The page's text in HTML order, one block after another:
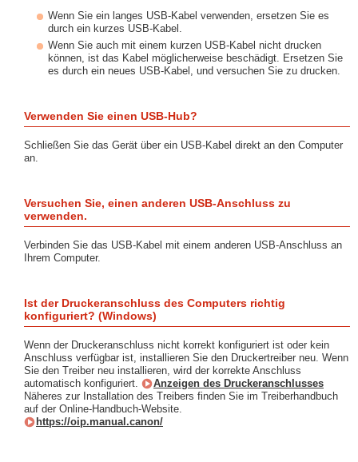
Wenn Sie ein langes USB-Kabel verwenden, ersetzen Sie es
durch ein kurzes USB-Kabel.
Wenn Sie auch mit einem kurzen USB-Kabel nicht drucken
können, ist das Kabel möglicherweise beschädigt. Ersetzen Sie
es durch ein neues USB-Kabel, und versuchen Sie zu drucken.
Verwenden Sie einen USB-Hub?
Schließen Sie das Gerät über ein USB-Kabel direkt an den Computer
an.
Versuchen Sie, einen anderen USB-Anschluss zu
verwenden.
Verbinden Sie das USB-Kabel mit einem anderen USB-Anschluss an
Ihrem Computer.
Ist der Druckeranschluss des Computers richtig
konfiguriert? (Windows)
Wenn der Druckeranschluss nicht korrekt konfiguriert ist oder kein
Anschluss verfügbar ist, installieren Sie den Druckertreiber neu. Wenn
Sie den Treiber neu installieren, wird der korrekte Anschluss
automatisch konfiguriert.
Anzeigen des Druckeranschlusses
Näheres zur Installation des Treibers finden Sie im Treiberhandbuch
auf der Online-Handbuch-Website.
https://oip.manual.canon/